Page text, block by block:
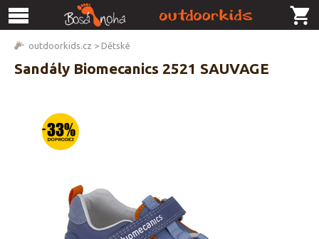
outdoorkids.cz > Dětské
Sandály Biomecanics 2521 SAUVAGE